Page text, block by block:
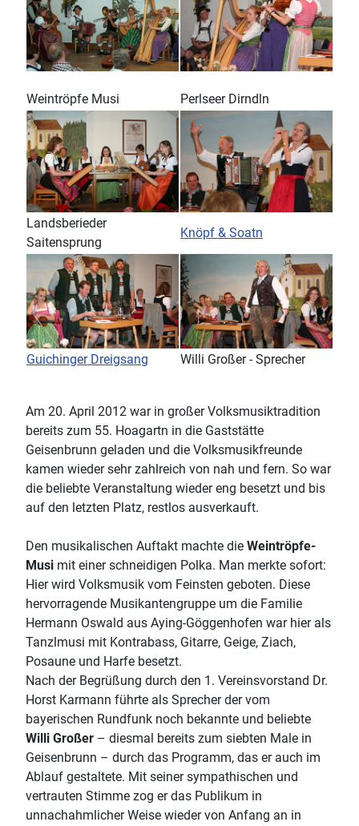
Weintröpfe Musi Perlseer Dirndln
Landsberieder
Saitensprung
Knöpf & Soatn
Guichinger Dreigsang Willi Großer - Sprecher
Am 20. April 2012 war in großer Volksmusiktradition
bereits zum 55. Hoagartn in die Gaststätte
Geisenbrunn geladen und die Volksmusikfreunde
kamen wieder sehr zahlreich von nah und fern. So war
die beliebte Veranstaltung wieder eng besetzt und bis
auf den letzten Platz, restlos ausverkauft.
Den musikalischen Auftakt machte die Weintröpfe-
Musi mit einer schneidigen Polka. Man merkte sofort:
Hier wird Volksmusik vom Feinsten geboten. Diese
hervorragende Musikantengruppe um die Familie
Hermann Oswald aus Aying-Göggenhofen war hier als
Tanzlmusi mit Kontrabass, Gitarre, Geige, Ziach,
Posaune und Harfe besetzt.
Nach der Begrüßung durch den 1. Vereinsvorstand Dr.
Horst Karmann führte als Sprecher der vom
bayerischen Rundfunk noch bekannte und beliebte
Willi Großer – diesmal bereits zum siebten Male in
Geisenbrunn – durch das Programm, das er auch im
Ablauf gestaltete. Mit seiner sympathischen und
vertrauten Stimme zog er das Publikum in
unnachahmlicher Weise wieder von Anfang an in